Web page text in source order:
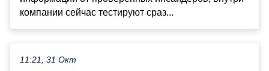
компании сейчас тестируют сраз...
11:21, 31 Окт